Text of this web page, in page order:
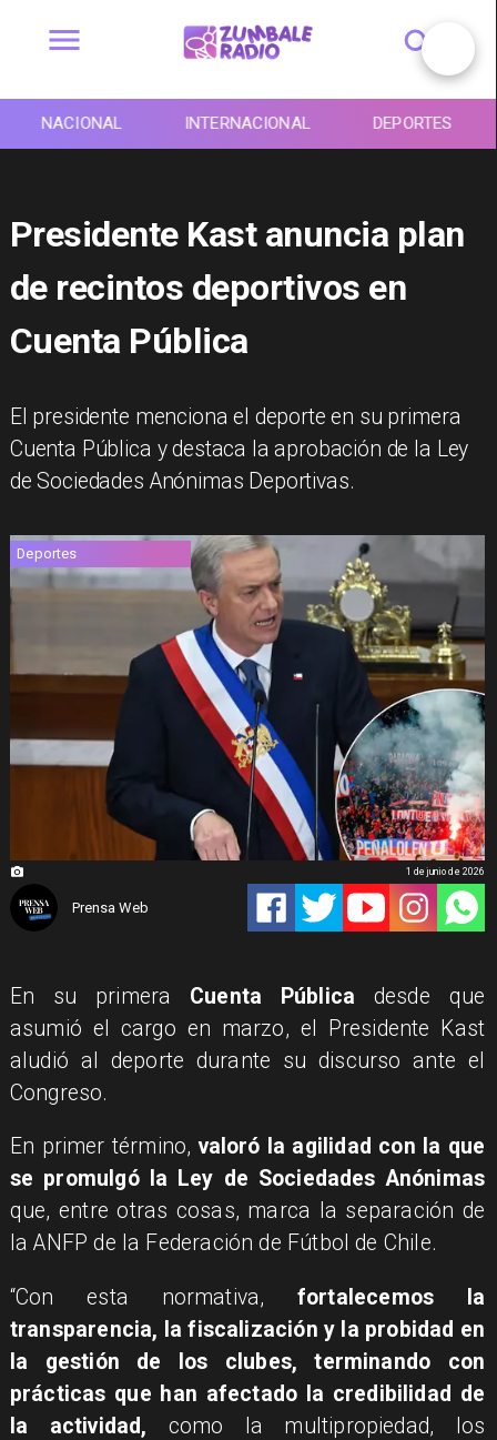
NACIONAL INTERNACIONAL DEPORTES
Presidente Kast anuncia plan
de recintos deportivos en
Cuenta Pública
El presidente menciona el deporte en su primera
Cuenta Pública y destaca la aprobación de la Ley
de Sociedades Anónimas Deportivas.
Deportes
Prensa Web
1 de junio de 2026
En su primera Cuenta Pública desde que
asumió el cargo en marzo, el Presidente Kast
aludió al deporte durante su discurso ante el
Congreso.
En primer término,valoró la agilidad con la que
se promulgó la Ley de Sociedades Anónimas
que, entre otras cosas, marca la separación de
la ANFP de la Federación de Fútbol de Chile.
“Con esta normativa, fortalecemos la
transparencia, la fiscalización y la probidad en
la gestión de los clubes, terminando con
prácticas que han afectado la credibilidad de
la actividad, como la multipropiedad, los